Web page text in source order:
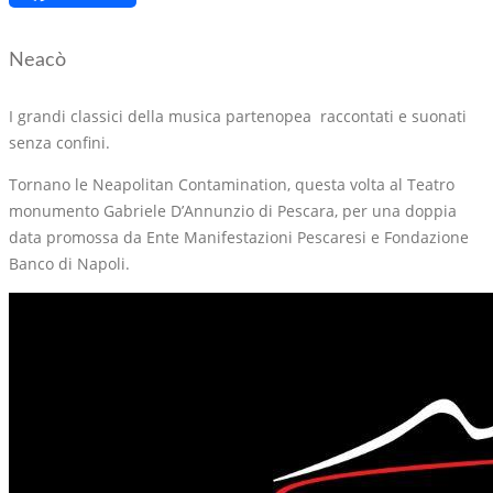
Neacò
I grandi classici della musica partenopea raccontati e suonati
senza confini.
Tornano le Neapolitan Contamination, questa volta al Teatro
monumento Gabriele D’Annunzio di Pescara, per una doppia
data promossa da Ente Manifestazioni Pescaresi e Fondazione
Banco di Napoli.